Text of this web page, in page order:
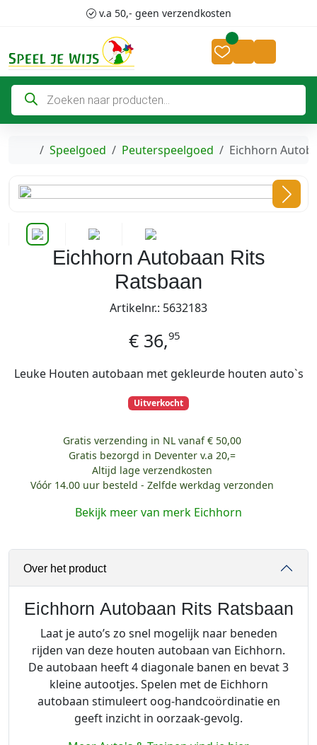
v.a 50,- geen verzendkosten
Account
Cart
P
o
d
Home
Speelgoed Peuterspeelgoed Eichhorn
Eichhorn Autobaan Rits
Ratsbaan
Artikelnr.: 5632183
€ 36,95
Leuke Houten autobaan met gekleurde houten auto`s
Uitverkocht
Gratis verzending in NL vanaf € 50,00
Gratis bezorgd in Deventer v.a 20,=
Altijd lage verzendkosten
Vóór 14.00 uur besteld - Zelfde werkdag verzonden
Bekijk meer van merk Eichhorn
Over het product
Eichhorn Autobaan Rits Ratsbaan
Laat je auto’s zo snel mogelijk naar beneden
rijden van deze houten autobaan van Eichhorn.
De autobaan heeft 4 diagonale banen en bevat 3
kleine autootjes. Spelen met de Eichhorn
autobaan stimuleert oog-handcoördinatie en
geeft inzicht in oorzaak-gevolg.